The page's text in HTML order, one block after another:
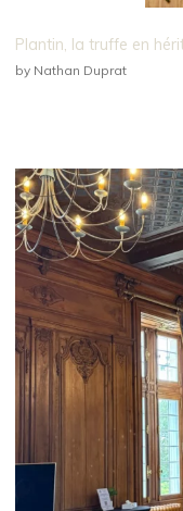
Plantin, la truffe en
by Nathan Duprat